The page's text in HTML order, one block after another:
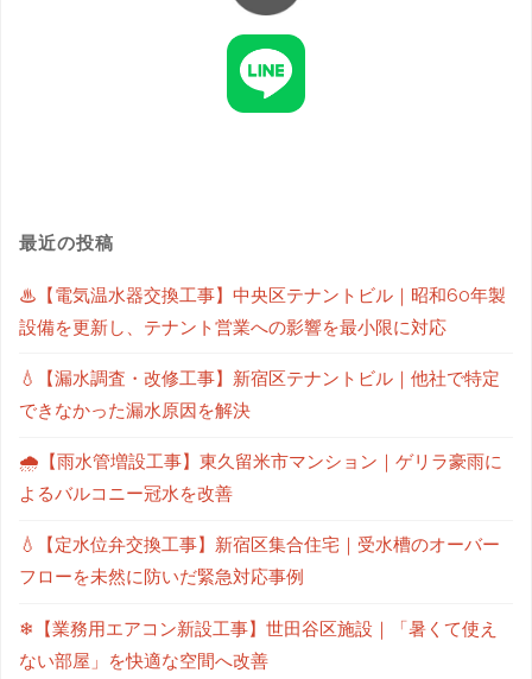
最近の投稿
♨【電気温水器交換工事】中央区テナントビル｜昭和60年製
設備を更新し、テナント営業への影響を最小限に対応
💧【漏水調査・改修工事】新宿区テナントビル｜他社で特定
できなかった漏水原因を解決
🌧【雨水管増設工事】東久留米市マンション｜ゲリラ豪雨に
よるバルコニー冠水を改善
💧【定水位弁交換工事】新宿区集合住宅｜受水槽のオーバー
フローを未然に防いだ緊急対応事例
❄【業務用エアコン新設工事】世田谷区施設｜「暑くて使え
ない部屋」を快適な空間へ改善